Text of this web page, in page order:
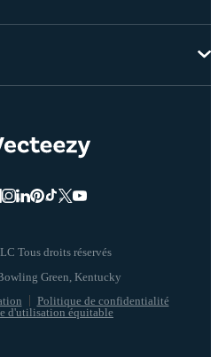
Tous droits réservés
Politique de confidentialité
d'utilisation équitable